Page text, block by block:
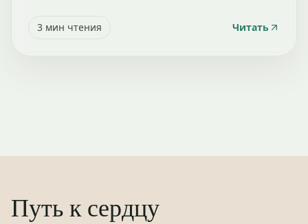
3 мин чтения Читать
Путь к сердцу